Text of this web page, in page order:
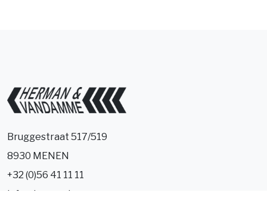
Bruggestraat 517/519
8930 MENEN
+32 (0)56 41 11 11
info@hervan.be